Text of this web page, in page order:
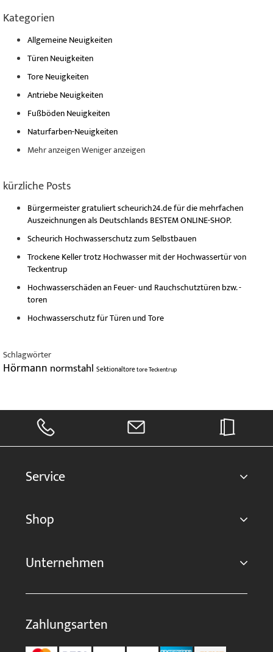
Kategorien
Allgemeine Neuigkeiten
Türen Neuigkeiten
Tore Neuigkeiten
Antriebe Neuigkeiten
Fußböden Neuigkeiten
Naturfarben-Neuigkeiten
Mehr anzeigenWeniger anzeigen
kürzliche Posts
Bürgermeister gratuliert scheurich24.de für die mehrfachen
Auszeichnungen als Deutschlands BESTEM ONLINE-SHOP.
Scheurich Hochwasserschutz zum Selbstbauen
Trockene Keller trotz Hochwasser mit der Hochwassertür von
Teckentrup
Hochwasserschäden an Feuer- und Rauchschutztüren bzw. -
toren
Hochwasserschutz für Türen und Tore
Schlagwörter
Hörmann normstahl SektionaltoretoreTeckentrup
Service
Shop
Unternehmen
Zahlungsarten